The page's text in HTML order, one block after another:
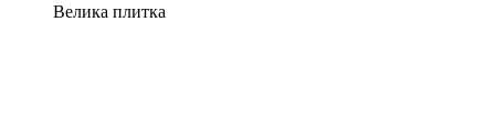
Велика плитка